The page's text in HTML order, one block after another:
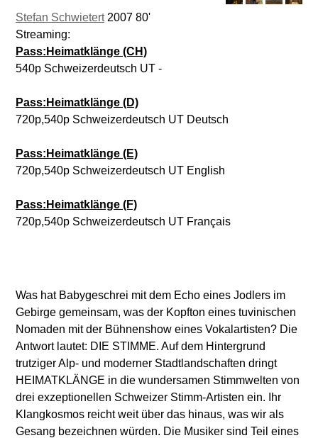
Stefan Schwietert2007 80'
Streaming:
Pass:Heimatklänge (CH)
540p Schweizerdeutsch UT -
Pass:Heimatklänge (D)
720p,540p Schweizerdeutsch UT Deutsch
Pass:Heimatklänge (E)
720p,540p Schweizerdeutsch UT English
Pass:Heimatklänge (F)
720p,540p Schweizerdeutsch UT Français
Was hat Babygeschrei mit dem Echo eines Jodlers im
Gebirge gemeinsam, was der Kopfton eines tuvinischen
Nomaden mit der Bühnenshow eines Vokalartisten? Die
Antwort lautet: DIE STIMME. Auf dem Hintergrund
trutziger Alp- und moderner Stadtlandschaften dringt
HEIMATKLÄNGE in die wundersamen Stimmwelten von
drei exzeptionellen Schweizer Stimm-Artisten ein. Ihr
Klangkosmos reicht weit über das hinaus, was wir als
Gesang bezeichnen würden. Die Musiker sind Teil eines